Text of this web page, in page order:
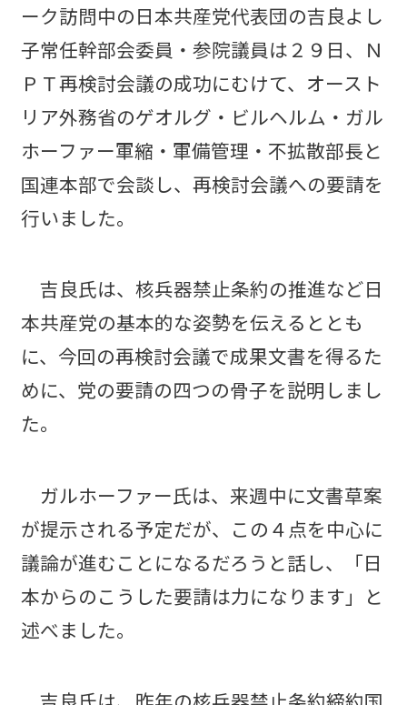
ーク訪問中の日本共産党代表団の吉良よし
子常任幹部会委員・参院議員は２９日、Ｎ
ＰＴ再検討会議の成功にむけて、オースト
リア外務省のゲオルグ・ビルヘルム・ガル
ホーファー軍縮・軍備管理・不拡散部長と
国連本部で会談し、再検討会議への要請を
行いました。
吉良氏は、核兵器禁止条約の推進など日
本共産党の基本的な姿勢を伝えるととも
に、今回の再検討会議で成果文書を得るた
めに、党の要請の四つの骨子を説明しまし
た。
ガルホーファー氏は、来週中に文書草案
が提示される予定だが、この４点を中心に
議論が進むことになるだろうと話し、「日
本からのこうした要請は力になります」と
述べました。